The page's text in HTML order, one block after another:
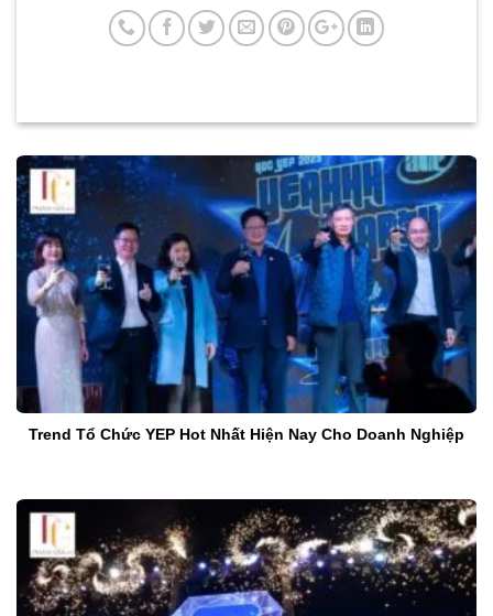
Trend Tổ Chức YEP Hot Nhất Hiện Nay Cho Doanh Nghiệp